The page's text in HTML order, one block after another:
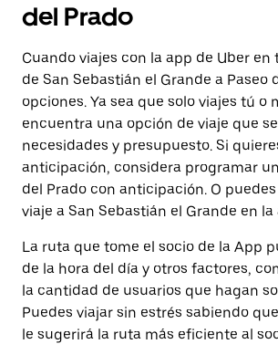
del Prado
Cuando viajes con la app de Uber en
de San Sebastián el Grande a Paseo
opciones. Ya sea que solo viajes tú o
encuentra una opción de viaje que
necesidades y presupuesto. Si
anticipación, considera programar
del Prado con anticipación. O
viaje a San Sebastián el Grande en la
La ruta que tome el socio de la App
de la hora del día y otros factores,
la cantidad de usuarios que hagan
Puedes viajar sin estrés sabiendo
le sugerirá la ruta más eficiente al